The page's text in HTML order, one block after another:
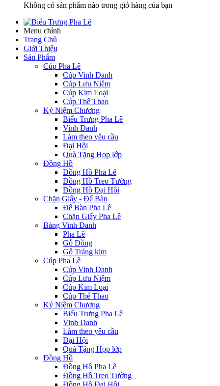
Không có sản phẩm nào trong giỏ hàng của bạn
Menu chính
Trang Chủ
Giới Thiệu
Sản Phẩm
Cúp Pha Lê
Cúp Vinh Danh
Cúp Lưu Niệm
Cúp Kim Loại
Cúp Thể Thao
Kỷ Niệm Chương
Biểu Trưng Pha Lê
Vinh Danh
Làm theo yêu cầu
Đại Hội
Quà Tặng Họp lớp
Đồng Hồ
Đồng Hồ Pha Lê
Đồng Hồ Treo Tường
Đồng Hồ Đại Hội
Chặn Giấy - Để Bàn
Để Bàn Pha Lê
Chặn Giấy Pha Lê
Bảng Vinh Danh
Pha Lê
Gỗ Đồng
Gỗ Tráng kim
Cúp Pha Lê
Cúp Vinh Danh
Cúp Lưu Niệm
Cúp Kim Loại
Cúp Thể Thao
Kỷ Niệm Chương
Biểu Trưng Pha Lê
Vinh Danh
Làm theo yêu cầu
Đại Hội
Quà Tặng Họp lớp
Đồng Hồ
Đồng Hồ Pha Lê
Đồng Hồ Treo Tường
Đồng Hồ Đại Hội